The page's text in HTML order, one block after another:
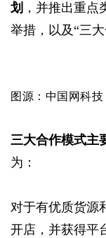
划 ，并推出重点
举措，以及“三大
图源：中国网科技
三大合作模式主
为：
对于有优质货源
开店，并获得平